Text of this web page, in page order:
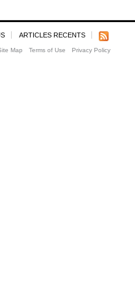
ARTICLES RECENTS
Map Terms of Use Privacy Policy